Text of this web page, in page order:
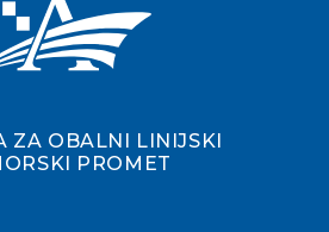
ZA OBALNI LINIJSKI
PROMET